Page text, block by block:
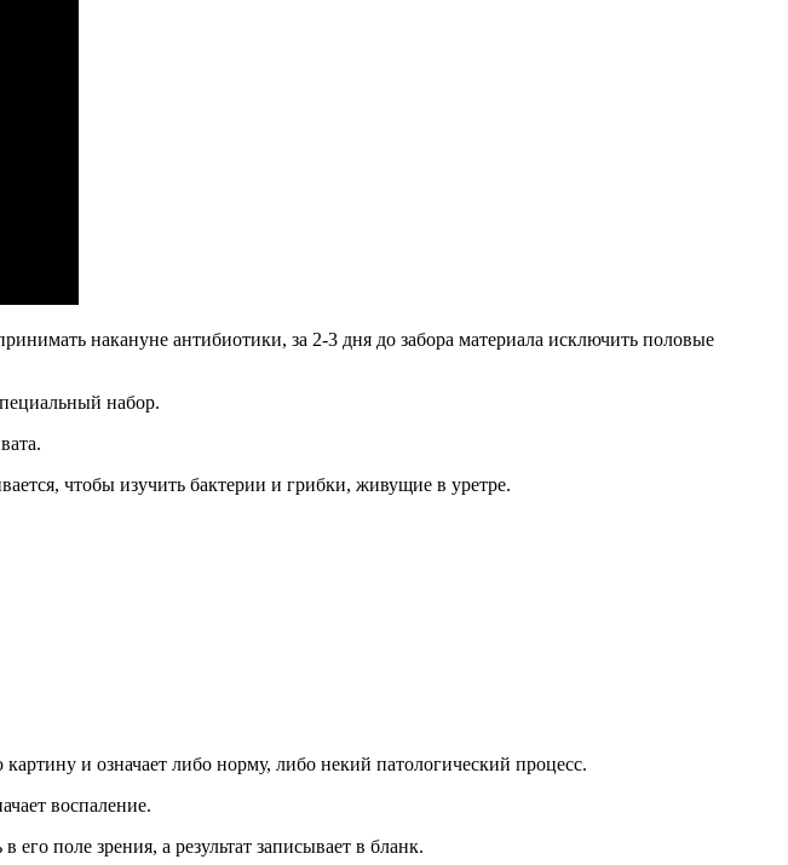
накануне антибиотики, за 2-3 дня до забора материала исключить половые
набор.
чтобы изучить бактерии и грибки, живущие в уретре.
и означает либо норму, либо некий патологический процесс.
воспаление.
поле зрения, а результат записывает в бланк.